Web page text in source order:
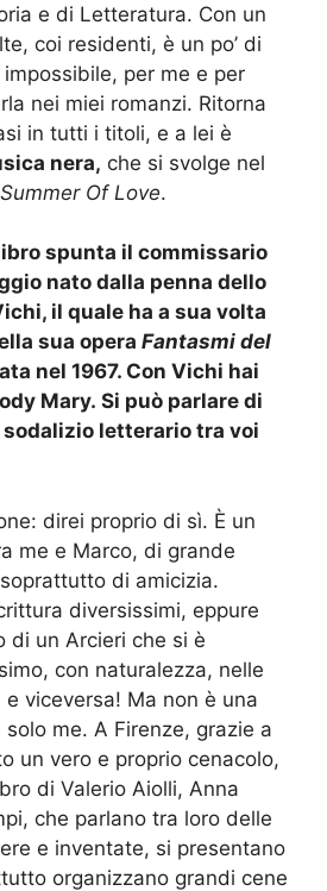
e di Letteratura. Con un
coi residenti, è un po’ di
per me e per
nei miei romanzi. Ritorna
in tutti i titoli, e a lei è
nera, che si svolge nel
Summer Of Love.
spunta il commissario
nato dalla penna dello
, il quale ha a sua volta
la sua opera Fantasmi del
a nel 1967. Con Vichi hai
Mary. Si può parlare di
sodalizio letterario tra voi
direi proprio di sì. È un
me e Marco, di grande
di amicizia.
diversissimi, eppure
di un Arcieri che si è
con naturalezza, nelle
e viceversa! Ma non è una
me. A Firenze, grazie a
un vero e proprio cenacolo,
di Valerio Aiolli, Anna
che parlano tra loro delle
e inventate, si presentano
organizzano grandi cene